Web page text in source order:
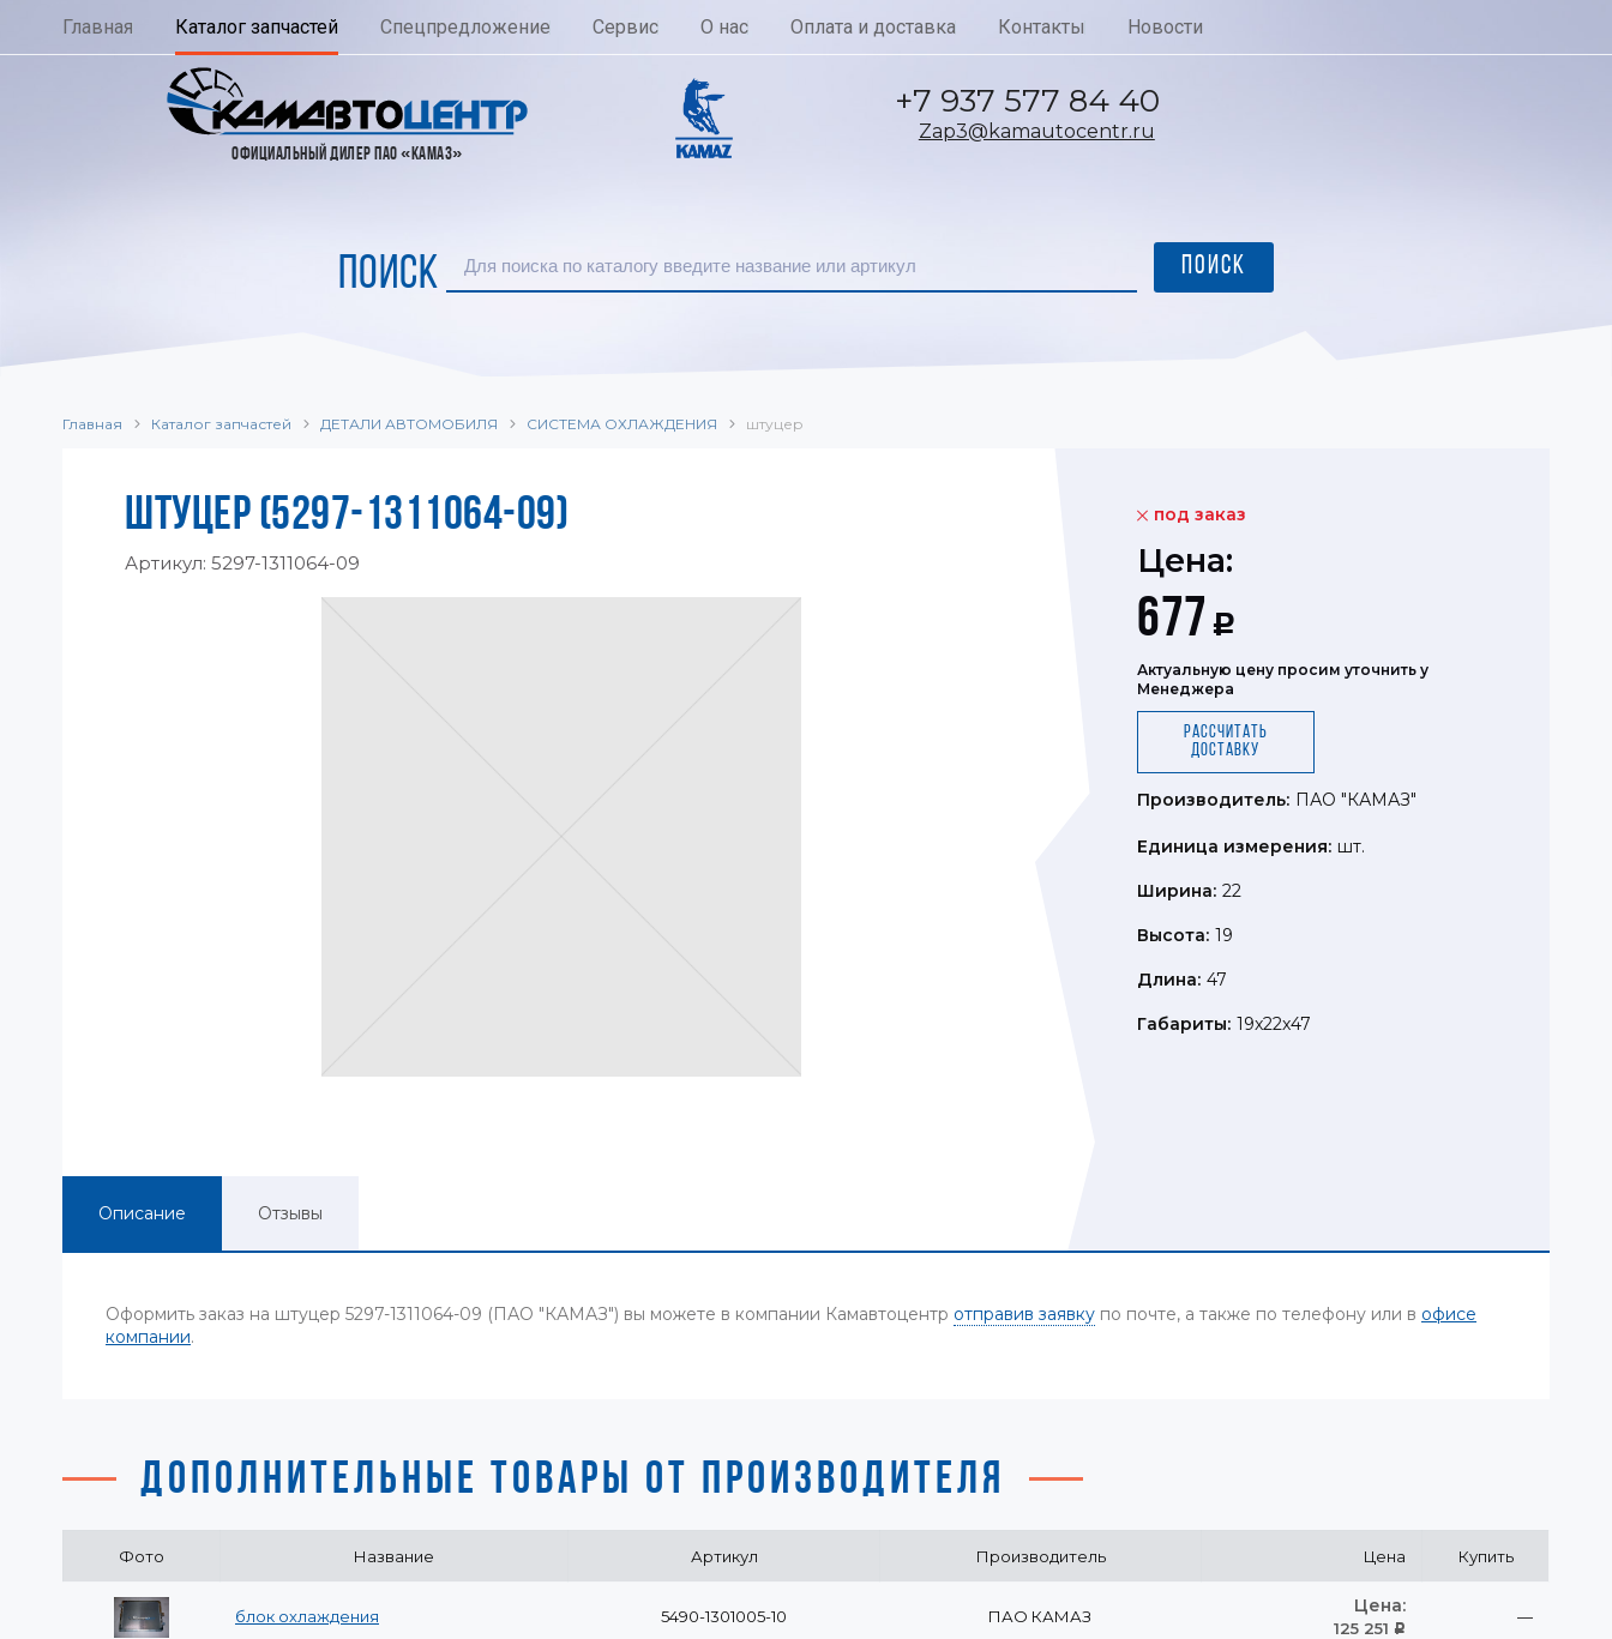
Главная Каталог запчастей Спецпредложение Сервис О нас Оплата и доставка Контакты Новости
ОФИЦИАЛЬНЫЙ ДИЛЕР ПАО «КАМАЗ»
Zap3@kamautocentr.ru
+7 937 577 84 40
ПОИСК
Главная Каталог запчастей ДЕТАЛИ АВТОМОБИЛЯ СИСТЕМА ОХЛАЖДЕНИЯ штуцер
ШТУЦЕР (5297-1311064-09)
Артикул: 5297-1311064-09
под заказ
Цена:
677 Р
Актуальную цену просим уточнить у
Менеджера
Рассчитать
доставку
Производитель: ПАО "КАМАЗ"
Единица измерения: шт.
Ширина: 22
Высота: 19
Длина: 47
Габариты: 19x22x47
Описание Отзывы
Оформить заказ на штуцер 5297-1311064-09 (ПАО "КАМАЗ") вы можете в компании Камавтоцентр отправив заявку по почте, а также по телефону или в офисе
компании.
ДОПОЛНИТЕЛЬНЫЕ ТОВАРЫ ОТ ПРОИЗВОДИТЕЛЯ
Фото Название Артикул Производитель Цена Купить
блок охлаждения 5490-1301005-10 ПАО КАМАЗ Цена:
125 251 Р
—